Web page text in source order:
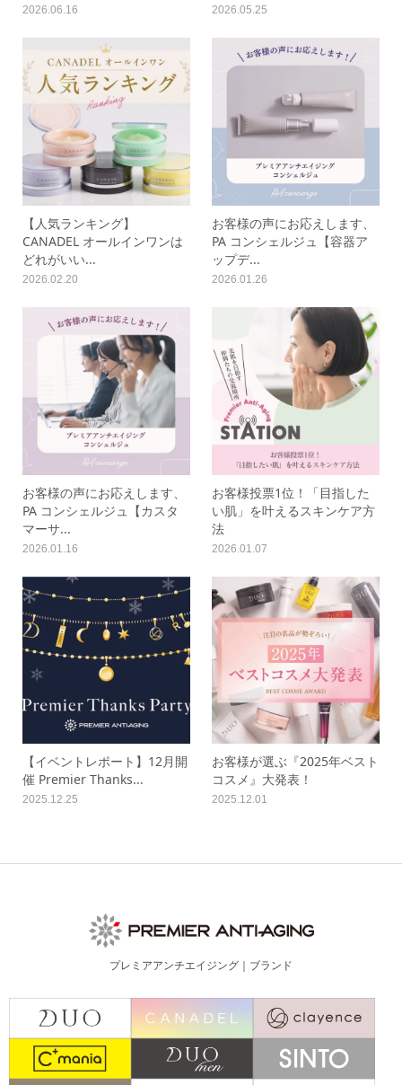
2026.06.16 2026.05.25
【人気ランキング】
CANADEL オールインワンは
どれがいい...
2026.02.20
お客様の声にお応えします、
PA コンシェルジュ【容器ア
ップデ...
2026.01.26
お客様の声にお応えします、
PA コンシェルジュ【カスタ
マーサ...
2026.01.16
お客様投票1位！「目指した
い肌」を叶えるスキンケア方
法
2026.01.07
【イベントレポート】12月開
催 Premier Thanks...
2025.12.25
お客様が選ぶ『2025年ベスト
コスメ』大発表！
2025.12.01
プレミアアンチエイジング｜ブランド